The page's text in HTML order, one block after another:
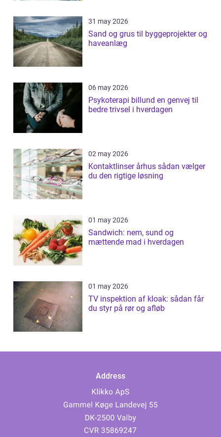
31 may 2026
Sand og grus til byggeprojekter og
haveanlæg
06 may 2026
Psykoterapi billund en genvej til
bedre trivsel i hverdagen
02 may 2026
Kontaktlinser århus sådan vælger
du den rigtige løsning
01 may 2026
Sandwich: nem, sund og
mættende mad i hverdagen
01 may 2026
TV inspektion af kloak: sådan får
du styr på rør og afløb
Address